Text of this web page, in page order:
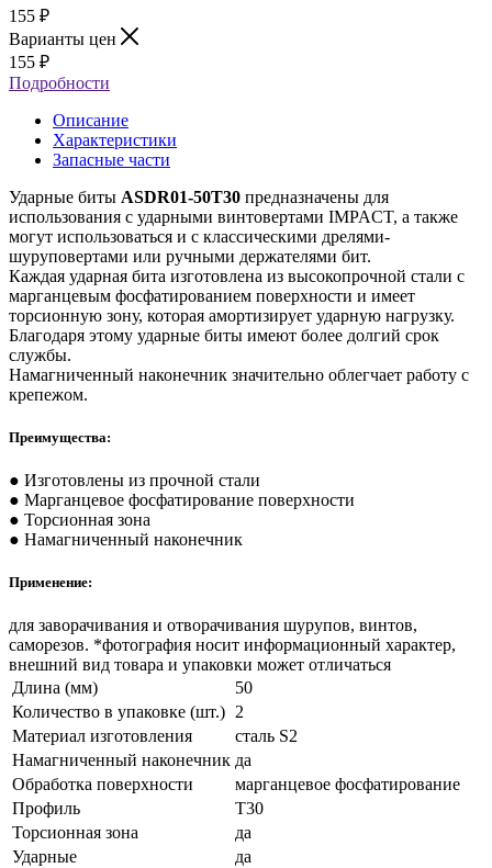
155 ₽
Варианты цен
155 ₽
Подробности
Описание
Характеристики
Запасные части
Ударные биты ASDR01-50T30 предназначены для
использования с ударными винтовертами IMPACT, а также
могут использоваться и с классическими дрелями-
шуруповертами или ручными держателями бит.
Каждая ударная бита изготовлена из высокопрочной стали с
марганцевым фосфатированием поверхности и имеет
торсионную зону, которая амортизирует ударную нагрузку.
Благодаря этому ударные биты имеют более долгий срок
службы.
Намагниченный наконечник значительно облегчает работу с
крепежом.
Преимущества:
● Изготовлены из прочной стали
● Марганцевое фосфатирование поверхности
● Торсионная зона
● Намагниченный наконечник
Применение:
для заворачивания и отворачивания шурупов, винтов,
саморезов. *фотография носит информационный характер,
внешний вид товара и упаковки может отличаться
Длина (мм)
50
Количество в упаковке (шт.) 2
Материал изготовления
сталь S2
Намагниченный наконечник да
Обработка поверхности
марганцевое фосфатирование
Профиль
T30
Торсионная зона
да
Ударные
да